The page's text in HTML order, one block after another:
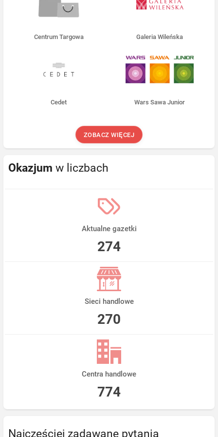
Centrum Targowa Galeria Wileńska
Cedet Wars Sawa Junior
ZOBACZ WIĘCEJ
Okazjum w liczbach
Aktualne gazetki
274
Sieci handlowe
270
Centra handlowe
774
Najczęściej zadawane pytania